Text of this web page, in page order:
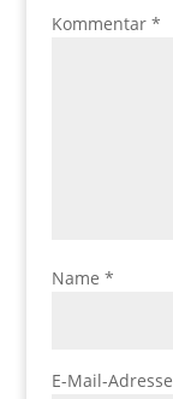
Kommentar *
Name *
E-Mail-Adresse